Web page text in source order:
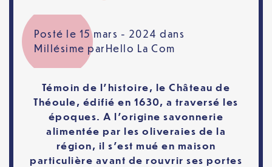
Posté le 15 mars - 2024 dans
Millésime parHello La Com
Témoin de l’histoire, le Château de
Théoule, édifié en 1630, a traversé les
époques. A l’origine savonnerie
alimentée par les oliveraies de la
région, il s’est mué en maison
particulière avant de rouvrir ses portes